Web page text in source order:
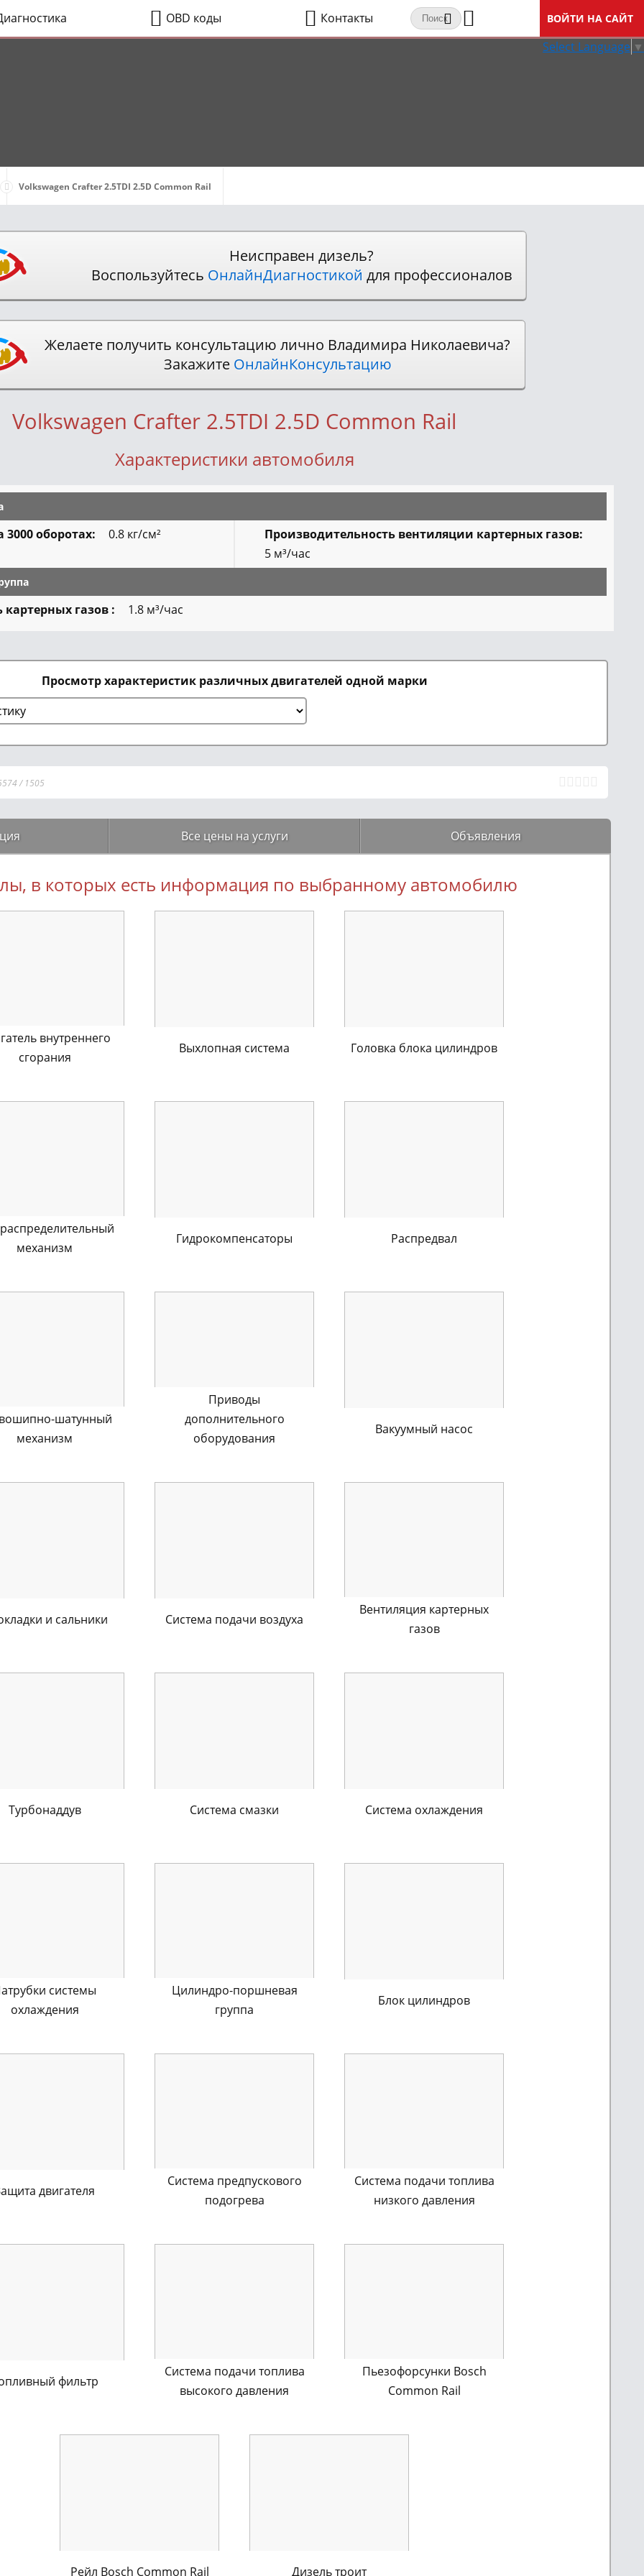
OBD коды Контакты ВОЙТИ НА САЙТ
Select Language ▼
Volkswagen Crafter 2.5TDI 2.5D Common Rail
Неисправен дизель?
Воспользуйтесь ОнлайнДиагностикой для профессионалов
Желаете получить консультацию лично Владимира Николаевича?
Закажите ОнлайнКонсультацию
Volkswagen Crafter 2.5TDI 2.5D Common Rail
Характеристики автомобиля
оборотах: 0.8 кг/см²
Производительность вентиляции картерных газов:
5 м³/час
газов : 1.8 м³/час
Просмотр характеристик различных двигателей одной марки
/ 1505
Все цены на услуги Объявления
в которых есть информация по выбранному автомобилю
внутреннего
сгорания
Выхлопная система Головка блока цилиндров
механизм
Гидрокомпенсаторы Распредвал
шатунный
механизм
Приводы
дополнительного
оборудования
Вакуумный насос
и сальники Система подачи воздуха
Вентиляция картерных
газов
Турбонаддув Система смазки Система охлаждения
системы
охлаждения
Цилиндро-поршневая
группа
Блок цилиндров
двигателя
Система предпускового
подогрева
Система подачи топлива
низкого давления
фильтр
Система подачи топлива
высокого давления
Пьезофорсунки Bosch
Common Rail
Рейл Bosch Common Rail Дизель троит